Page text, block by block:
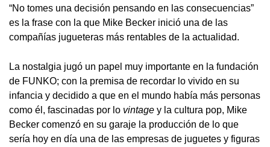
“No tomes una decisión pensando en las consecuencias”
es la frase con la que Mike Becker inició una de las
compañías jugueteras más rentables de la actualidad.
La nostalgia jugó un papel muy importante en la fundación
de FUNKO; con la premisa de recordar lo vivido en su
infancia y decidido a que en el mundo había más personas
como él, fascinadas por lo vintage y la cultura pop, Mike
Becker comenzó en su garaje la producción de lo que
sería hoy en día una de las empresas de juguetes y figuras